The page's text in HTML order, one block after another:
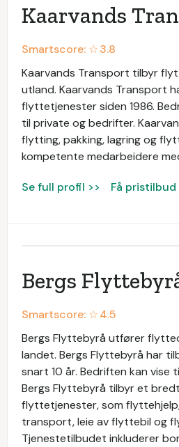
Kaarvands
Smartscore: ☆3.8
Kaarvands Transport tilbyr
utland. Kaarvands Transport
flyttetjenester siden 1986.
til private og bedrifter.
flytting, pakking, lagring og
kompetente medarbeidere
Se full profil >> Få pristilbud
Bergs
Smartscore: ☆4.5
Bergs Flyttebyrå utfører
landet. Bergs Flyttebyrå har
snart 10 år. Bedriften kan vise
Bergs Flyttebyrå tilbyr et
flyttetjenester, som
transport, leie av flyttebil og
Tjenestetilbudet inkluderer